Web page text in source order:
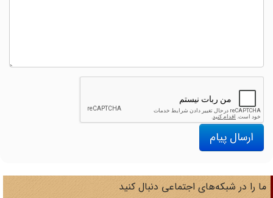
ارسال پیام
را در شبکه‌های اجتماعی دنبال کنید